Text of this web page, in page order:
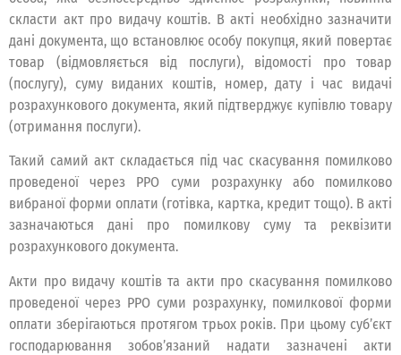
скласти акт про видачу коштів. В акті необхідно зазначити
дані документа, що встановлює особу покупця, який повертає
товар (відмовляється від послуги), відомості про товар
(послугу), суму виданих коштів, номер, дату і час видачі
розрахункового документа, який підтверджує купівлю товару
(отримання послуги).
Такий самий акт складається під час скасування помилково
проведеної через РРО суми розрахунку або помилково
вибраної форми оплати (готівка, картка, кредит тощо). В акті
зазначаються дані про помилкову суму та реквізити
розрахункового документа.
Акти про видачу коштів та акти про скасування помилково
проведеної через РРО суми розрахунку, помилкової форми
оплати зберігаються протягом трьох років. При цьому суб’єкт
господарювання зобов’язаний надати зазначені акти